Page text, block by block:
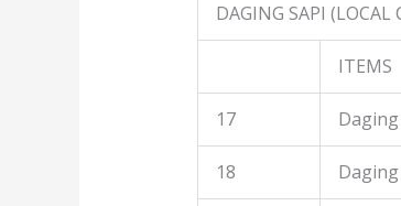
DAGING SAPI (LOCAL
ITEMS
17
18